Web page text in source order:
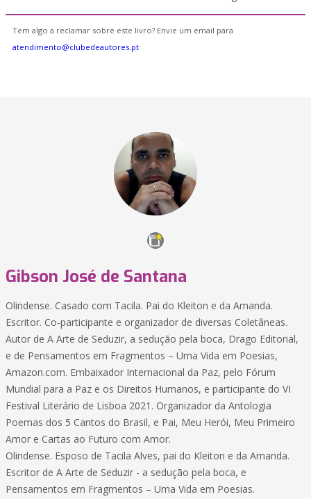
Tem algo a reclamar sobre este livro? Envie um email para
atendimento@clubedeautores.pt
Gibson José de Santana
Olindense. Casado com Tacila. Pai do Kleiton e da Amanda.
Escritor. Co-participante e organizador de diversas Coletâneas.
Autor de A Arte de Seduzir, a sedução pela boca, Drago Editorial,
e de Pensamentos em Fragmentos – Uma Vida em Poesias,
Amazon.com. Embaixador Internacional da Paz, pelo Fórum
Mundial para a Paz e os Direitos Humanos, e participante do VI
Festival Literário de Lisboa 2021. Organizador da Antologia
Poemas dos 5 Cantos do Brasil, e Pai, Meu Herói, Meu Primeiro
Amor e Cartas ao Futuro com Amor.
Olindense. Esposo de Tacila Alves, pai do Kleiton e da Amanda.
Escritor de A Arte de Seduzir - a sedução pela boca, e
Pensamentos em Fragmentos – Uma Vida em Poesias.